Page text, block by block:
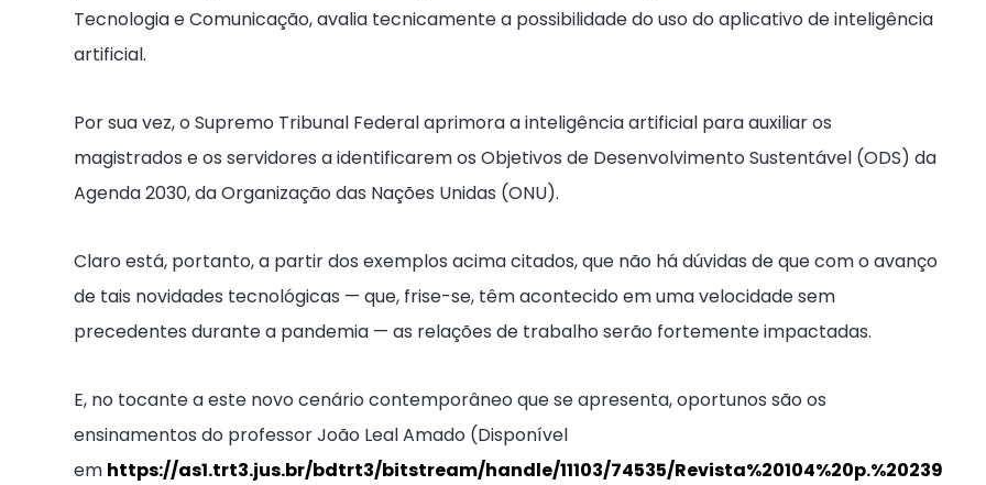
Tecnologia e Comunicação, avalia tecnicamente a possibilidade do uso do aplicativo de inteligência
artificial.
Por sua vez, o Supremo Tribunal Federal aprimora a inteligência artificial para auxiliar os
magistrados e os servidores a identificarem os Objetivos de Desenvolvimento Sustentável (ODS) da
Agenda 2030, da Organização das Nações Unidas (ONU).
Claro está, portanto, a partir dos exemplos acima citados, que não há dúvidas de que com o avanço
de tais novidades tecnológicas — que, frise-se, têm acontecido em uma velocidade sem
precedentes durante a pandemia — as relações de trabalho serão fortemente impactadas.
E, no tocante a este novo cenário contemporâneo que se apresenta, oportunos são os
ensinamentos do professor João Leal Amado (Disponível
em https://as1.trt3.jus.br/bdtrt3/bitstream/handle/11103/74535/Revista%20104%20p.%20239